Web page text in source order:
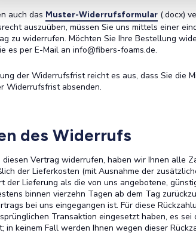
auch das Muster-Widerrufsformular (.docx)
auszuüben, müssen Sie uns mittels einer
zu widerrufen. Möchten Sie Ihre Bestellung
es per E-Mail an info@fibers-foams.de.
der Widerrufsfrist reicht es aus, dass Sie die
Widerrufsfrist absenden.
des Widerrufs
diesen Vertrag widerrufen, haben wir Ihnen alle
der Lieferkosten (mit Ausnahme der
der Lieferung als die von uns angebotene,
binnen vierzehn Tagen ab dem Tag
bei uns eingegangen ist. Für diese
Transaktion eingesetzt haben, es
in keinem Fall werden Ihnen wegen dieser